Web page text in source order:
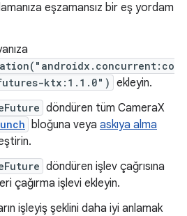
eşzamansız bir eş yordam
ktx:1.1.0") ekleyin.
döndüren tüm CameraX
bloğuna veya askıya alma
döndüren işlev çağrısına
çağırma işlevi ekleyin.
işleyiş şeklini daha iyi anlamak